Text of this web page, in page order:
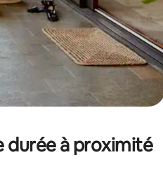
durée à proximité